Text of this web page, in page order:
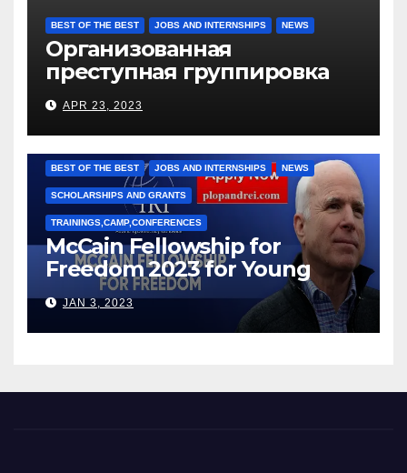
BEST OF THE BEST JOBS AND INTERNSHIPS NEWS
Организованная
преступная группировка
под руководством Игоря
Рижкова (Ryzhkov Ihor) и
Марии Соколовой
APR 23, 2023
BEST OF THE BEST JOBS AND INTERNSHIPS NEWS
SCHOLARSHIPS AND GRANTS
TRAININGS,CAMP,CONFERENCES
McCain Fellowship for
Freedom 2023 for Young
Leaders
JAN 3, 2023